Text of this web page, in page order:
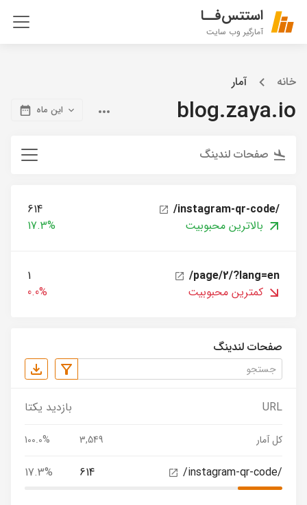
استتس‌فــا
آمارگیر وب سایت
خانه آمار
blog.zaya.io این ماه
صفحات لندینگ
/instagram-qr-code/
614
بالاترین محبوبیت
17.3%
/page/2/?lang=en
1
کمترین محبوبیت
0.0%
صفحات لندینگ
URL بازدید یکتا
کل آمار 3,549
100.0%
/instagram-qr-code/
614
17.3%